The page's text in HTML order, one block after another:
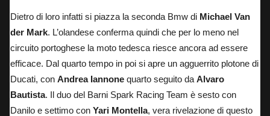
Dietro di loro infatti si piazza la seconda Bmw di Michael Van
der Mark. L’olandese conferma quindi che per lo meno nel
circuito portoghese la moto tedesca riesce ancora ad essere
efficace. Dal quarto tempo in poi si apre un agguerrito plotone di
Ducati, con Andrea Iannone quarto seguito da Alvaro
Bautista. Il duo del Barni Spark Racing Team è sesto con
Danilo e settimo con Yari Montella, vera rivelazione di questo